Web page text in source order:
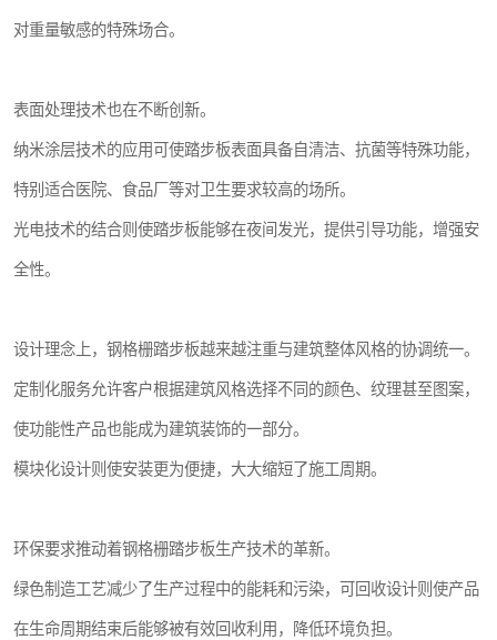
对重量敏感的特殊场合。
表面处理技术也在不断创新。
纳米涂层技术的应用可使踏步板表面具备自清洁、抗菌等特殊功能，
特别适合医院、食品厂等对卫生要求较高的场所。
光电技术的结合则使踏步板能够在夜间发光，提供引导功能，增强安
全性。
设计理念上，钢格栅踏步板越来越注重与建筑整体风格的协调统一。
定制化服务允许客户根据建筑风格选择不同的颜色、纹理甚至图案，
使功能性产品也能成为建筑装饰的一部分。
模块化设计则使安装更为便捷，大大缩短了施工周期。
环保要求推动着钢格栅踏步板生产技术的革新。
绿色制造工艺减少了生产过程中的能耗和污染，可回收设计则使产品
在生命周期结束后能够被有效回收利用，降低环境负担。